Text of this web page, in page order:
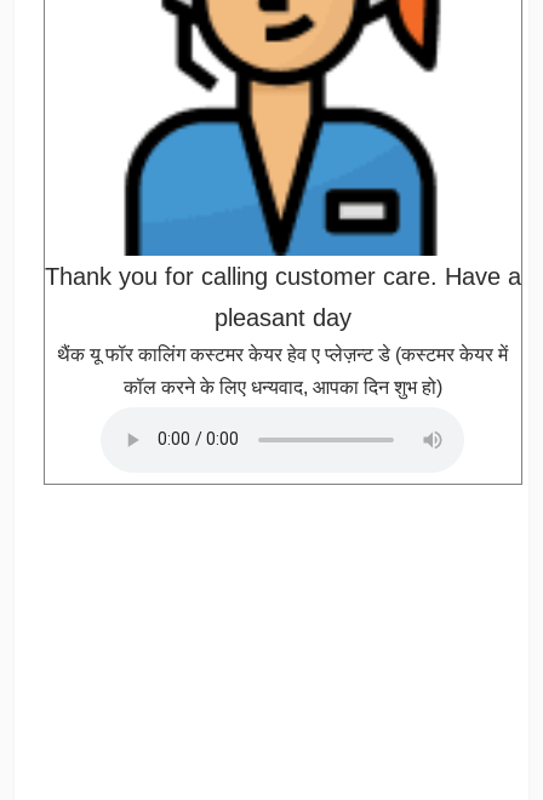
Thank you for calling customer care. Have a
pleasant day
थैंक यू फॉर कालिंग कस्टमर केयर हेव ए प्लेज़न्ट डे (कस्टमर केयर में
कॉल करने के लिए धन्यवाद, आपका दिन शुभ हो)